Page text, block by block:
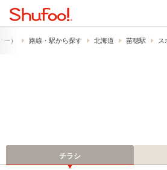
） 路線・駅から探す 北海道 苗穂駅 ス
チラシ